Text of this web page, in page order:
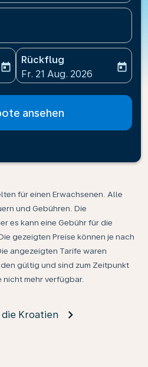
date-aria-label
today
Rückflug
fc-booking-return-date-
Fr. 21 Aug. 2026
today
ansehen
für einen Erwachsenen. Alle
und Gebühren. Die
es kann eine Gebühr für die
gezeigten Preise können je nach
angezeigten Tarife waren
gültig und sind zum Zeitpunkt
mehr verfügbar.
die Kroatien